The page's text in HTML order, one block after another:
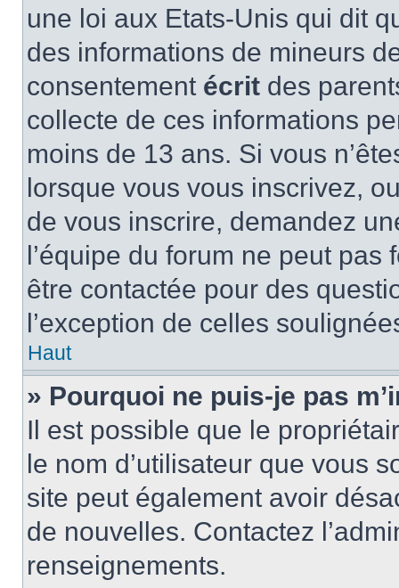
une loi aux Etats-Unis qui dit
des informations de mineurs
consentement écrit des
collecte de ces informations
moins de 13 ans. Si vous
lorsque vous vous inscrivez,
de vous inscrire, demandez
l’équipe du forum ne peut
être contactée pour des
l’exception de celles
Haut
» Pourquoi ne puis-je pas
Il est possible que le
le nom d’utilisateur que vous
site peut également avoir
de nouvelles. Contactez
renseignements.